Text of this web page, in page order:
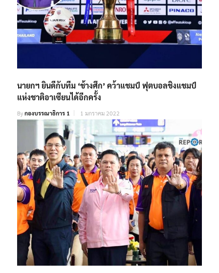
นายกฯ ยินดีกับทีม ‘ช้างศึก’ คว้าแชมป์ ฟุตบอลชิงแชมป์
แห่งชาติอาเซียนได้อีกครั้ง
Byกองบรรณาธิการ 1 1 มกราคม 2022